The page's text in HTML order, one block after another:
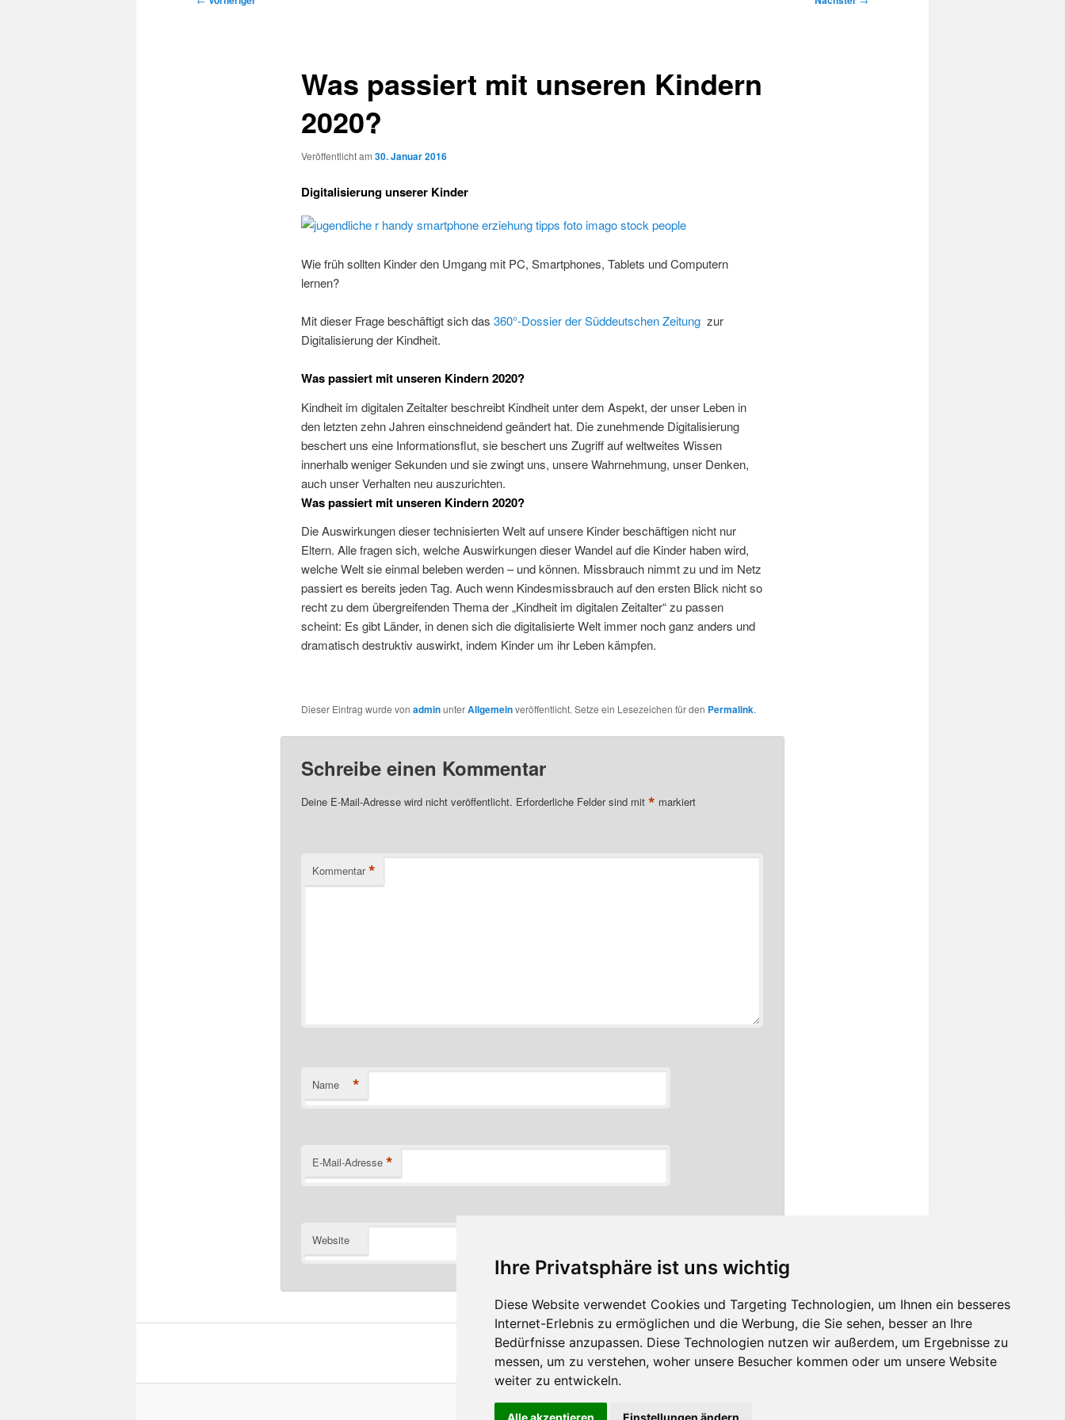
Ihre Privatsphäre ist uns wichtig
Diese Website verwendet Cookies und Targeting Technologien, um Ihnen ein besseres
Internet-Erlebnis zu ermöglichen und die Werbung, die Sie sehen, besser an Ihre
Bedürfnisse anzupassen. Diese Technologien nutzen wir außerdem, um Ergebnisse zu
messen, um zu verstehen, woher unsere Besucher kommen oder um unsere Website
weiter zu entwickeln.
Alle akzeptieren Einstellungen ändern
Was passiert mit unseren Kindern
2020?
Veröffentlicht am 30. Januar 2016
Digitalisierung unserer Kinder
Wie früh sollten Kinder den Umgang mit PC, Smartphones, Tablets und Computern
lernen?
Mit dieser Frage beschäftigt sich das 360°-Dossier der Süddeutschen Zeitungzur
Digitalisierung der Kindheit.
Was passiert mit unseren Kindern 2020?
Kindheit im digitalen Zeitalter beschreibt Kindheit unter dem Aspekt, der unser Leben in
den letzten zehn Jahren einschneidend geändert hat. Die zunehmende Digitalisierung
beschert uns eine Informationsflut, sie beschert uns Zugriff auf weltweites Wissen
innerhalb weniger Sekunden und sie zwingt uns, unsere Wahrnehmung, unser Denken,
auch unser Verhalten neu auszurichten.
Was passiert mit unseren Kindern 2020?
Die Auswirkungen dieser technisierten Welt auf unsere Kinder beschäftigen nicht nur
Eltern. Alle fragen sich, welche Auswirkungen dieser Wandel auf die Kinder haben wird,
welche Welt sie einmal beleben werden – und können. Missbrauch nimmt zu und im Netz
passiert es bereits jeden Tag. Auch wenn Kindesmissbrauch auf den ersten Blick nicht so
recht zu dem übergreifenden Thema der „Kindheit im digitalen Zeitalter“ zu passen
scheint: Es gibt Länder, in denen sich die digitalisierte Welt immer noch ganz anders und
dramatisch destruktiv auswirkt, indem Kinder um ihr Leben kämpfen.
Dieser Eintrag wurde von adminunterAllgemeinveröffentlicht. Setze ein Lesezeichen für den Permalink.
Schreibe einen Kommentar
Deine E-Mail-Adresse wird nicht veröffentlicht. Erforderliche Felder sind mit * markiert
Kommentar *
Name *
E-Mail-Adresse *
Website
Stolz präsentiert von WordPress